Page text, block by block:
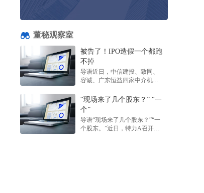
香港中华总商会倡五年规划设四大愿景
08-07
一图解码：汉得信息二闯港交所 本土企业数字
化龙头 业绩稳增
08-07
【异动股】焦炭Ⅲ板块下挫，陕西黑猫
(601015.CN)跌8.38%
08-07
【异动股】医疗研发外包板块拉升，毕得医药
(688073.CN)涨20.01%
08-07
董秘观察室
被告了！IPO造假一个都跑
不掉
导语近日，中信建投、致同、
容诚、广东恒益四家中介机构
22日开庭，涉案被告多达48
家，涉案金额高达10.86亿元。
这一则诉讼消息，再一...
“现场来了几个股东？” “一
个”
导语“现场来了几个股东？”“一
个股东。”近日，特力A召开